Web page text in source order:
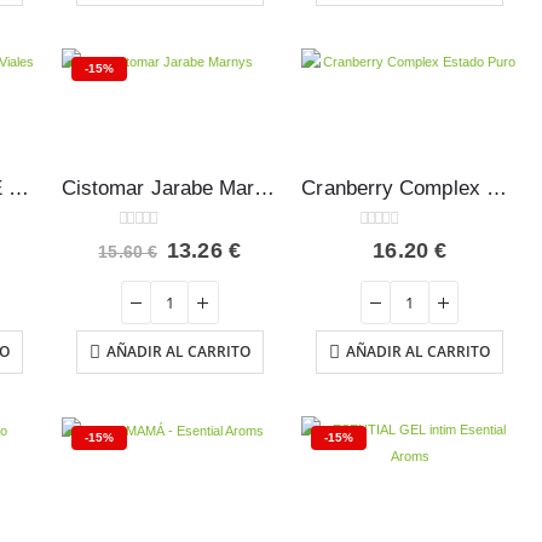
CISTOMAR FORTE Marnys 5 viales
€.
-15%
Cistomar Jarabe Marnys 125 ml
0out of 5
15.60€ El
original
era:
15.60 €.
13.26 €El
13.26 €.
AÑADIR AL CARRITO
Cranberry Complex Estado Puro 30 cápsulas
out of 5
16.20 €
AÑADIR AL CARRITO
-15% -15%